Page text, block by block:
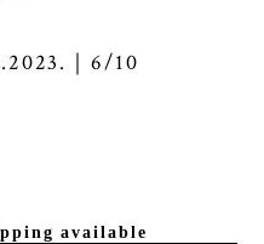
｜6/10
available